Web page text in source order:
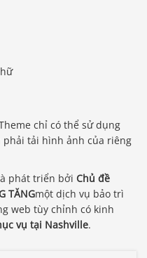
chỉ có thể sử dụng
phải tải hình ảnh của riêng
phát triển bởi Chủ đề
TĂNGmột dịch vụ bảo trì
web tùy chỉnh có kinh
vụ tại Nashville.